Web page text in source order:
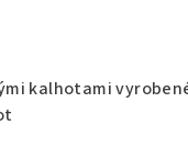
kalhotami